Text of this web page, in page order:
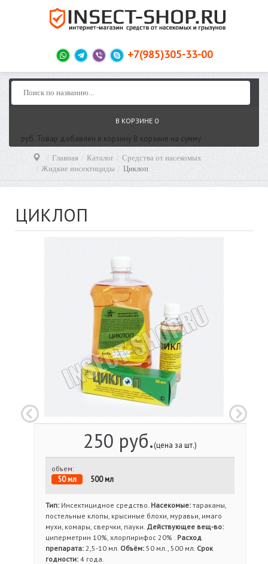
+7(985)305-33-00
В КОРЗИНЕ 0
руб. Товар добавлен в корзину В корзине на сумму
Главная Каталог
Средства от насекомых
Жидкие инсектициды
Циклоп
ЦИКЛОП
250 руб.(цена за шт.)
объем:
50 мл 500 мл
Тип: Инсектицидное средство. Насекомые: тараканы,
постельные клопы, крысиные блохи, муравьи, имаго
мухи, комары, сверчки, пауки. Действующее вещ-во:
циперметрин 10%, хлорпирифос 20% . Расход
препарата: 2,5-10 мл. Объём: 50 мл., 500 мл. Срок
годности: 4 года.